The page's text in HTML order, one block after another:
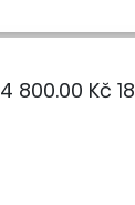
4 800.00 Kč 18